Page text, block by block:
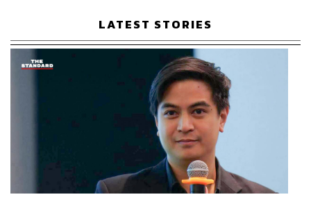
LATEST STORIES